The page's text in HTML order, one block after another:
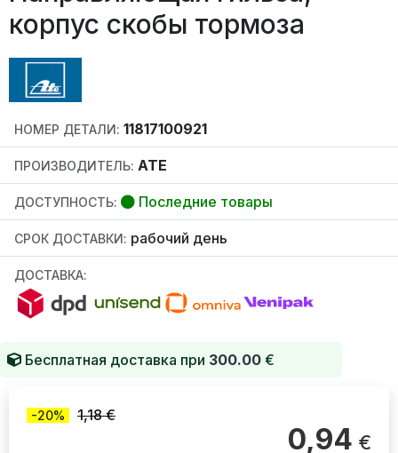
корпус скобы тормоза
НОМЕР ДЕТАЛИ: 11817100921
ПРОИЗВОДИТЕЛЬ: ATE
ДОСТУПНОСТЬ: Последние товары
СРОК ДОСТАВКИ: рабочий день
ДОСТАВКА:
Бесплатная доставка при 300.00 €
-20% 1,18 €
0,94 €